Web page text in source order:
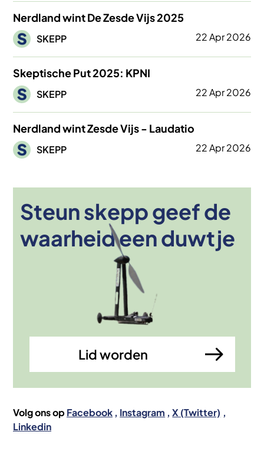
Nerdland wint De Zesde Vijs 2025
Afbeelding
SKEPP 22 Apr 2026
Skeptische Put 2025: KPNI
Afbeelding
SKEPP 22 Apr 2026
Nerdland wint Zesde Vijs - Laudatio
Afbeelding
SKEPP 22 Apr 2026
Steun skepp geef de
waarheid een duwtje
Lid worden
Afbeelding
Volg ons op Facebook Instagram
X (Twitter)
Linkedin